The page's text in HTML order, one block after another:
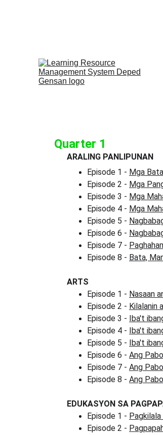
Quarter 1
ARALING PANLIPUNAN
Episode 1 - Mga
Episode 2 - Mga
Episode 3 - Mga
Episode 4 - Mga
Episode 5 -
Episode 6 -
Episode 7 -
Episode 8 - Bata,
ARTS
Episode 1 - Nasaan
Episode 2 - Kilalanin
Episode 3 - Iba't
Episode 4 - Iba't
Episode 5 - Iba't
Episode 6 - Ang
Episode 7 - Ang
Episode 8 - Ang
EDUKASYON SA
Episode 1 - Pagkilala
Episode 2 -